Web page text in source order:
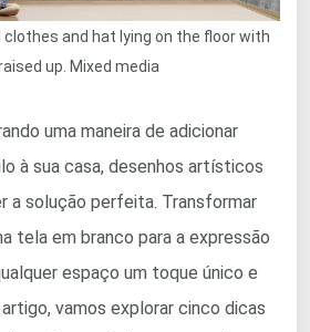
clothes and hat lying on the floor with
up. Mixed media
uma maneira de adicionar
à sua casa, desenhos artísticos
a solução perfeita. Transformar
tela em branco para a expressão
espaço um toque único e
vamos explorar cinco dicas